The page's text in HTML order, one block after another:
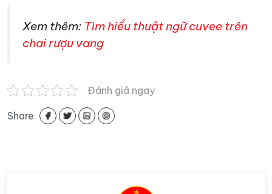
Xem thêm: Tìm hiểu thuật ngữ cuvee trên
chai rượu vang
Đánh giá ngay
Share